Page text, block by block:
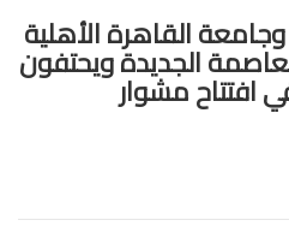
القاهرة الأهلية
الجديدة ويحتفون
افتتاح مشوار